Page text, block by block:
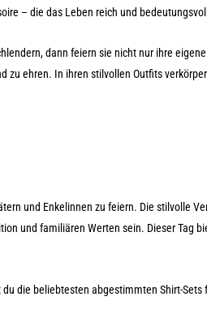
– die das Leben reich und
dann feiern sie nicht nur ihre
zu ehren. In ihren stilvollen Outfits
und Enkelinnen zu feiern. Die stilvolle
und familiären Werten sein. Dieser Tag
die beliebtesten abgestimmten Shirt-Sets